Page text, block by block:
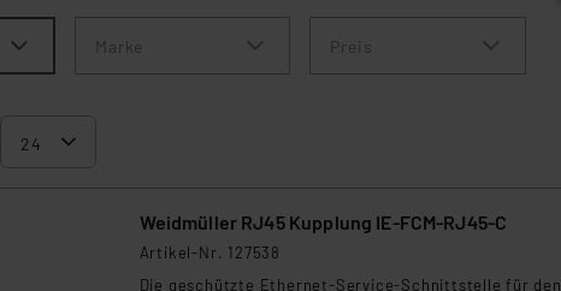
Marke Preis
Weidmüller RJ45 Kupplung IE-FCM-RJ45-C
Artikel-Nr. 127538
Die geschützte Ethernet-Service-Schnittstelle für den